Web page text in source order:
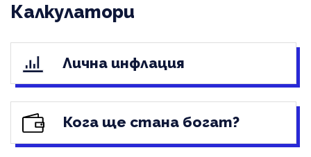
Калкулатори
Лична инфлация
Кога ще стана богат?